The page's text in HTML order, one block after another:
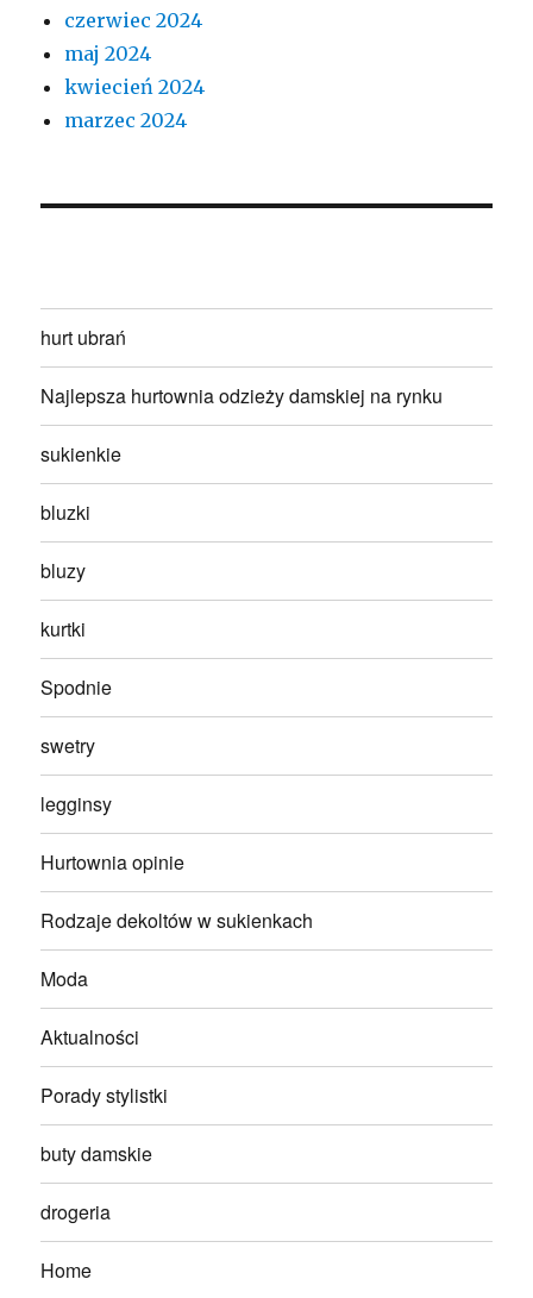
czerwiec 2024
maj 2024
kwiecień 2024
marzec 2024
hurt ubrań
Najlepsza hurtownia odzieży damskiej na rynku
sukienkie
bluzki
bluzy
kurtki
Spodnie
swetry
legginsy
Hurtownia opinie
Rodzaje dekoltów w sukienkach
Moda
Aktualności
Porady stylistki
buty damskie
drogeria
Home